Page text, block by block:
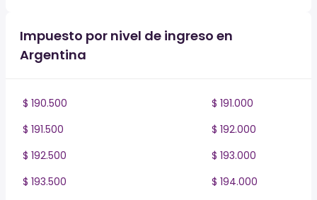
Impuesto por nivel de ingreso en
Argentina
$ 190.500
$ 191.000
$ 191.500
$ 192.000
$ 192.500
$ 193.000
$ 193.500
$ 194.000